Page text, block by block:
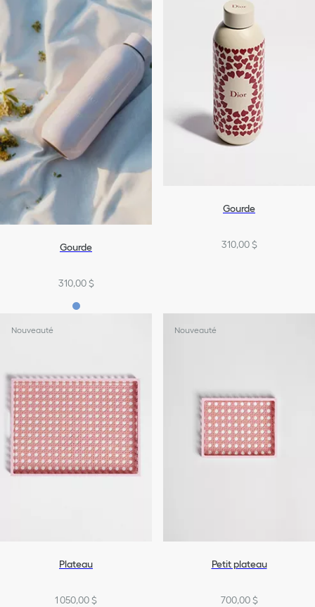
Gourde
310,00 $
Gourde
310,00 $
Nouveauté
Plateau
1 050,00 $
Nouveauté
Petit plateau
700,00 $